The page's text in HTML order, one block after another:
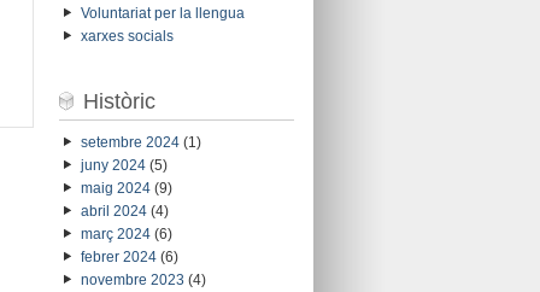
Voluntariat per la llengua
xarxes socials
Històric
setembre 2024(1)
juny 2024(5)
maig 2024(9)
abril 2024(4)
març 2024(6)
febrer 2024(6)
novembre 2023 (4)